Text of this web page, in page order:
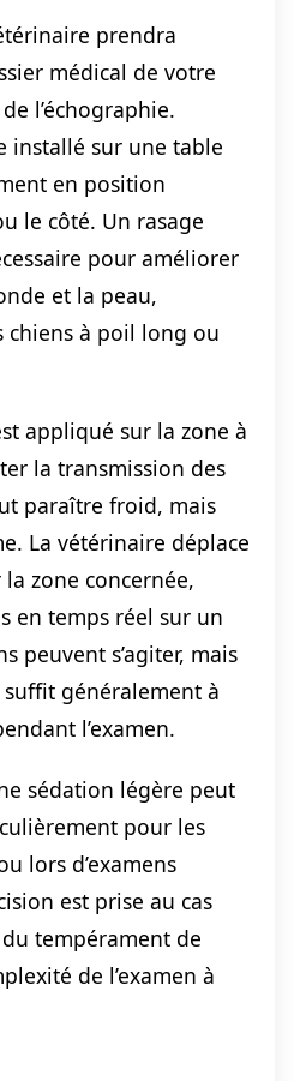
prendra
médical de votre
l’échographie.
installé sur une table
en position
le côté. Un rasage
pour améliorer
et la peau,
à poil long ou
appliqué sur la zone à
la transmission des
paraître froid, mais
La vétérinaire déplace
zone concernée,
en temps réel sur un
peuvent s’agiter, mais
généralement à
l’examen.
sédation légère peut
pour les
lors d’examens
est prise au cas
tempérament de
de l’examen à